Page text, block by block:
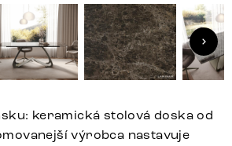
keramická stolová doska od
výrobca nastavuje